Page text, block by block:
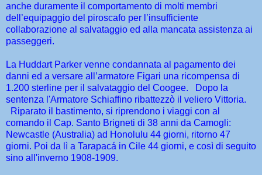
anche duramente il comportamento di molti membri
dell’equipaggio del piroscafo per l’insufficiente
collaborazione al salvataggio ed alla mancata assistenza ai
passeggeri.
La Huddart Parker venne condannata al pagamento dei
danni ed a versare all’armatore Figari una ricompensa di
1.200 sterline per il salvataggio del Coogee. Dopo la
sentenza l'Armatore Schiaffino ribattezzò il veliero Vittoria.
Riparato il bastimento, si riprendono i viaggi con al
comando il Cap. Santo Brigneti di 38 anni da Camogli:
Newcastle (Australia) ad Honolulu 44 giorni, ritorno 47
giorni. Poi da lì a Tarapacá in Cile 44 giorni, e così di seguito
sino all'inverno 1908-1909.